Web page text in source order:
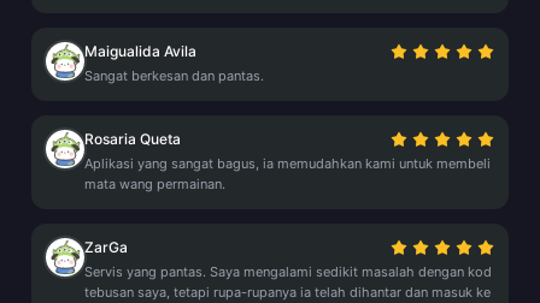
Maigualida Avila
Sangat berkesan dan pantas.
Rosaria Queta
Aplikasi yang sangat bagus, ia memudahkan kami untuk membeli
mata wang permainan.
ZarGa
Servis yang pantas. Saya mengalami sedikit masalah dengan kod
tebusan saya, tetapi rupa-rupanya ia telah dihantar dan masuk ke